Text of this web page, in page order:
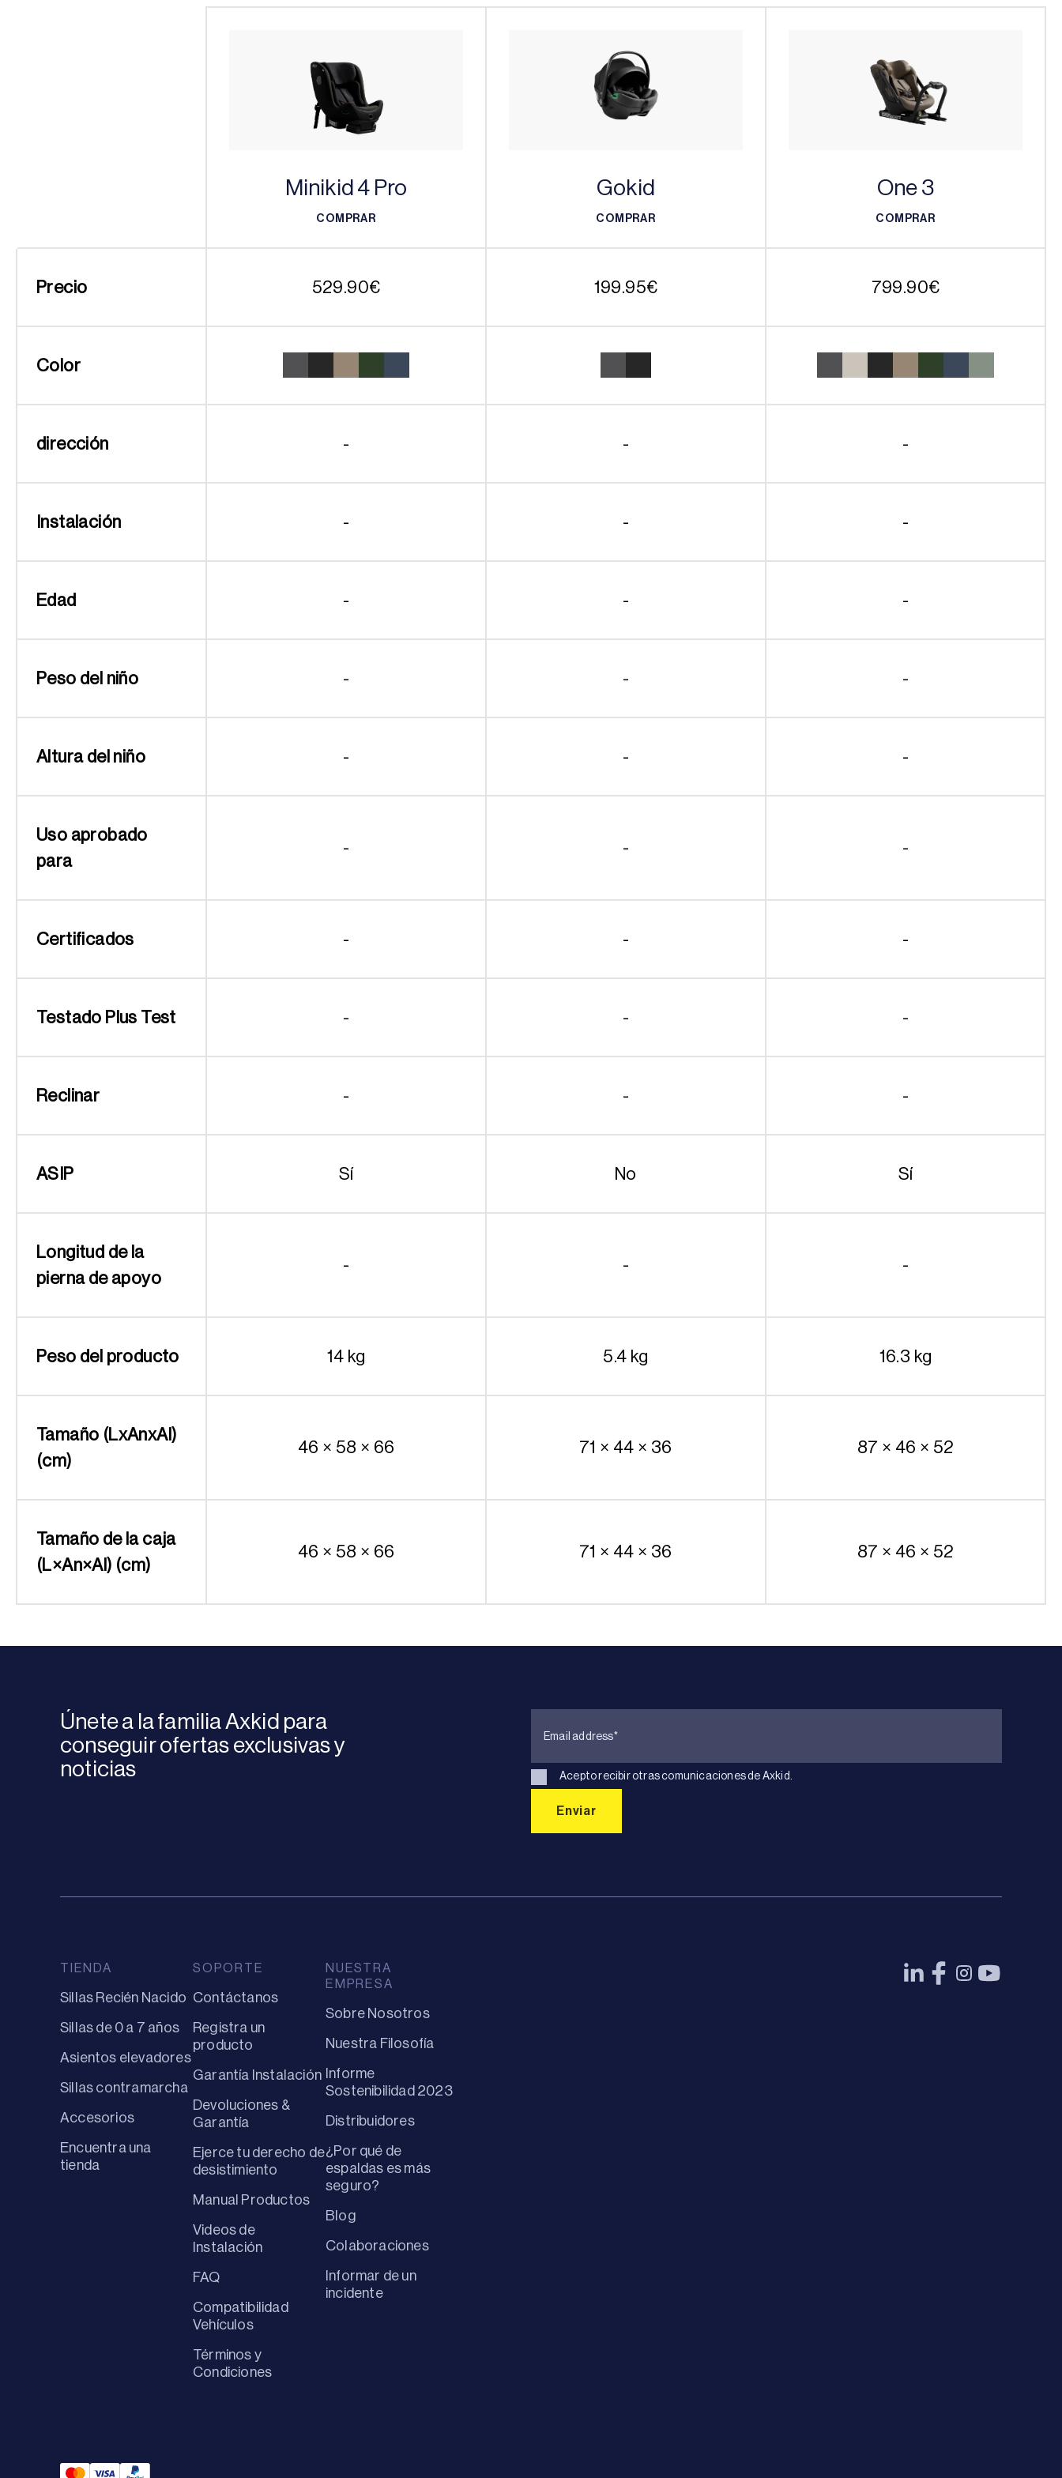
Minikid 4 Pro
COMPRAR
Gokid
COMPRAR
One 3
COMPRAR
Precio 529.90€ 199.95€ 799.90€
Color
dirección - - -
Instalación - - -
Edad - - -
Peso del niño - - -
Altura del niño - - -
Uso aprobado
para
- - -
Certificados - - -
Testado Plus Test - - -
Reclinar - - -
ASIP Sí No Sí
Longitud de la
pierna de apoyo
- - -
Peso del producto 14 kg 5.4 kg 16.3 kg
Tamaño (LxAnxAl)
(cm)
46 × 58 × 66 71 × 44 × 36 87 × 46 × 52
Tamaño de la caja
(L×An×Al) (cm)
46 × 58 × 66 71 × 44 × 36 87 × 46 × 52
Únete a la familia Axkid para
conseguir ofertas exclusivas y
noticias
Acepto recibir otras comunicaciones de Axkid.
TIENDA
Sillas Recién Nacido
Sillas de 0 a 7 años
Asientos elevadores
Sillas contramarcha
Accesorios
Encuentra una
tienda
SOPORTE
Contáctanos
Registra un
producto
Garantía Instalación
Devoluciones &
Garantía
Ejerce tu derecho de
desistimiento
Manual Productos
Videos de
Instalación
FAQ
Compatibilidad
Vehículos
Términos y
Condiciones
NUESTRA
EMPRESA
Sobre Nosotros
Nuestra Filosofía
Informe
Sostenibilidad 2023
Distribuidores
¿Por qué de
espaldas es más
seguro?
Blog
Colaboraciones
Informar de un
incidente
Mastercard Payment
Visa Payment
Paypal Payment